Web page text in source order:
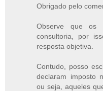
Obrigado pelo
Observe que os
consultoria, por
resposta objetiva.
Contudo, posso
declaram imposto
ou seja, aqueles